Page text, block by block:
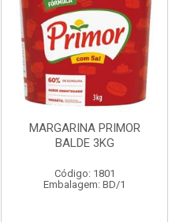
MARGARINA PRIMOR
CAIXA 12X500G
Código: 1797
Embalagem: CX/1